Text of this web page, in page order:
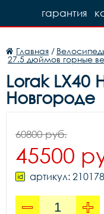
гарантия
Главная /
27.5 дюймов горные
Lorak LX40
Новгороде
60800 руб.
45500
артикул: 210178